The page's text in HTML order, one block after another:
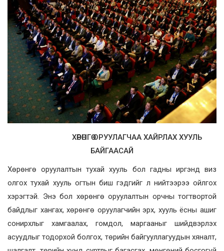
ХӨРӨНГӨ ОРУУЛАГЧАА ХАЙРЛАХ ХУУЛЬ
БАЙГААСАЙ
Хөрөнгө оруулалтын тухай хууль бол гадны иргэнд виз
олгох тухай хууль огтын биш гэдгийг л нийтээрээ ойлгох
хэрэгтэй. Энэ бол хөрөнгө оруулалтын орчны тогтвортой
байдлыг хангах, хөрөнгө оруулагчийн эрх, хууль ёсны ашиг
сонирхлыг хамгаалах, гомдол, маргааныг шийдвэрлэх
асуудлыг тодорхой болгох, төрийн байгууллагуудын хяналт,